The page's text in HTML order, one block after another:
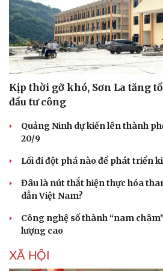
Kịp thời gỡ khó, Sơn La tăng
đầu tư công
Quảng Ninh dự kiến lên thành
20/9
Lối đi đột phá nào để phát triển
Đâu là nút thắt hiện thực hóa
dẫn Việt Nam?
Công nghệ số thành “nam
lượng cao
XÃ HỘI